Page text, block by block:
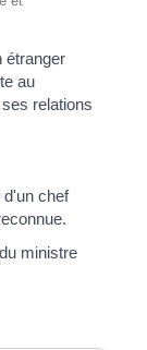
étranger
au
relations
d'un chef
ministre